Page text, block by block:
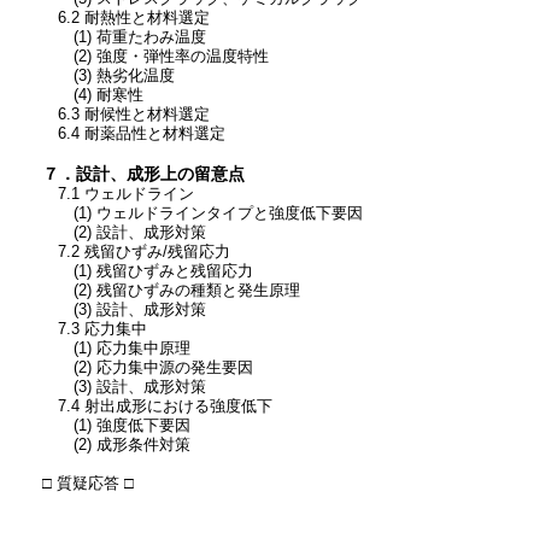
6.2 耐熱性と材料選定
(1) 荷重たわみ温度
(2) 強度・弾性率の温度特性
(3) 熱劣化温度
(4) 耐寒性
6.3 耐候性と材料選定
6.4 耐薬品性と材料選定
７．設計、成形上の留意点
7.1 ウェルドライン
(1) ウェルドラインタイプと強度低下要因
(2) 設計、成形対策
7.2 残留ひずみ/残留応力
(1) 残留ひずみと残留応力
(2) 残留ひずみの種類と発生原理
(3) 設計、成形対策
7.3 応力集中
(1) 応力集中原理
(2) 応力集中源の発生要因
(3) 設計、成形対策
7.4 射出成形における強度低下
(1) 強度低下要因
(2) 成形条件対策
□ 質疑応答 □